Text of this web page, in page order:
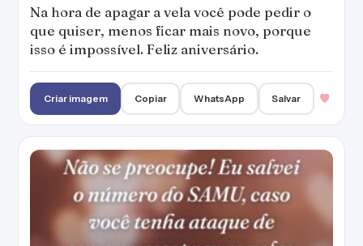
Na hora de apagar a vela você pode pedir o
que quiser, menos ficar mais novo, porque
isso é impossível. Feliz aniversário.
Criar imagem Copiar WhatsApp Salvar